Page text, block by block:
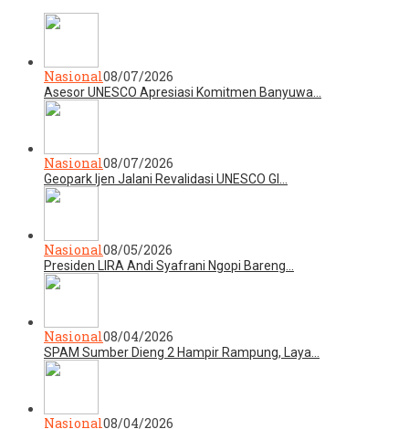
Nasional08/07/2026
Asesor UNESCO Apresiasi Komitmen Banyuwa…
Nasional08/07/2026
Geopark Ijen Jalani Revalidasi UNESCO Gl…
Nasional08/05/2026
Presiden LIRA Andi Syafrani Ngopi Bareng…
Nasional08/04/2026
SPAM Sumber Dieng 2 Hampir Rampung, Laya…
Nasional08/04/2026